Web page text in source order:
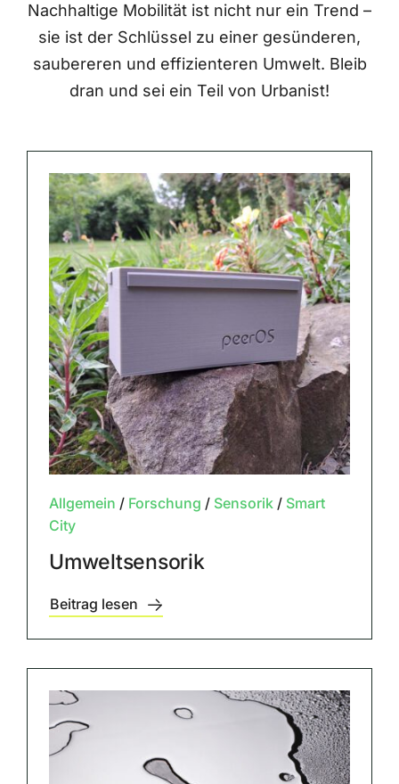
Nachhaltige Mobilität ist nicht nur ein Trend –
sie ist der Schlüssel zu einer gesünderen,
saubereren und effizienteren Umwelt. Bleib
dran und sei ein Teil von Urbanist!
Allgemein / Forschung / Sensorik/ Smart
City
Umweltsensorik
Beitrag lesen